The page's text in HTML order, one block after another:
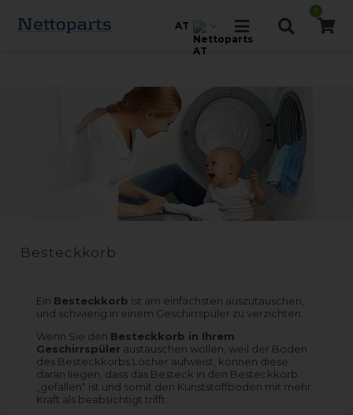
AT
0
Besteckkorb
Ein Besteckkorb ist am einfachsten auszutauschen,
und schwierig in einem Geschirrspüler zu verzichten.
Wenn Sie den Besteckkorb in Ihrem
Geschirrspüler austauschen wollen, weil der Boden
des Besteckkorbs Löcher aufweist, können diese
daran liegen, dass das Besteck in den Besteckkorb
„gefallen“ ist und somit den Kunststoffboden mit mehr
Kraft als beabsichtigt trifft.